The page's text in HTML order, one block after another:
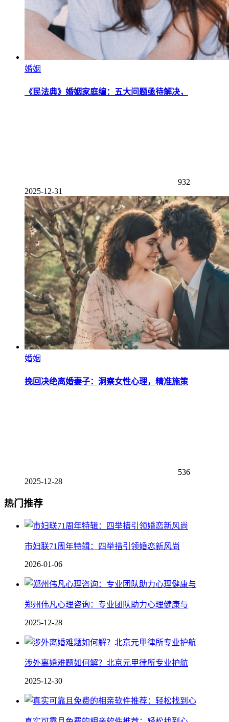
婚姻
《民法典》婚姻家庭编：五大问题亟待解决，
932
2025-12-31
婚姻
挽回决绝离婚妻子：洞察女性心理，精准施策
536
2025-12-28
热门推荐
市妇联71周年特辑：四举措引领婚恋新风尚
2026-01-06
郑州伟凡心理咨询：专业团队助力心理健康与
2025-12-28
涉外离婚难题如何解？北京元甲律所专业护航
2025-12-30